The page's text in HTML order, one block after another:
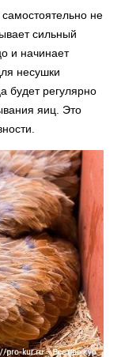
не
сильный
и начинает
несушки
будет регулярно
яиц. Это